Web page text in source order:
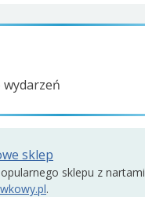
sklepu z nartami
.